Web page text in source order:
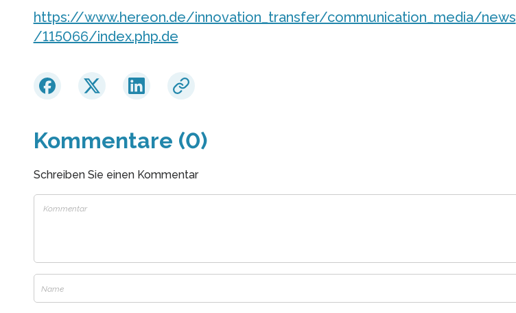
https://www.hereon.de/innovation_transfer/communication_media/news
/115066/index.php.de
Kommentare (0)
Schreiben Sie einen Kommentar